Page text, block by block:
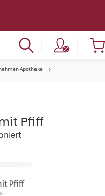
Apotheke
Pfiff